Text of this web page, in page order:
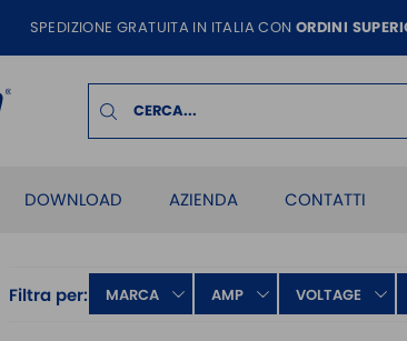
SPEDIZIONE GRATUITA IN ITALIA CON ORDINI
DOWNLOAD AZIENDA CONTATTI
Filtra per: MARCA AMP VOLTAGE